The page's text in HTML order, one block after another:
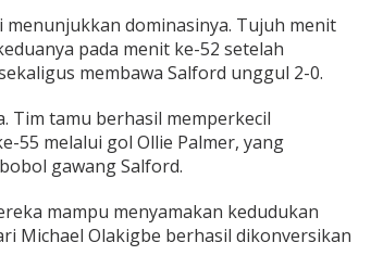
dominasinya. Tujuh menit
pada menit ke-52 setelah
membawa Salford unggul 2-0.
Tim tamu berhasil memperkecil
55 melalui gol Ollie Palmer, yang
gawang Salford.
mampu menyamakan kedudukan
Michael Olakigbe berhasil dikonversikan